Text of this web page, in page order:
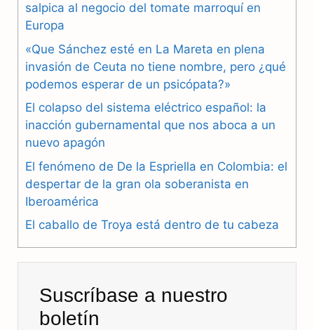
c
b
o
o
k
l
g
r
a
a
s
A
p
salpica al negocio del tomate marroquí en
Europa
«Que Sánchez esté en La Mareta en plena
invasión de Ceuta no tiene nombre, pero ¿qué
podemos esperar de un psicópata?»
El colapso del sistema eléctrico español: la
inacción gubernamental que nos aboca a un
nuevo apagón
El fenómeno de De la Espriella en Colombia: el
despertar de la gran ola soberanista en
Iberoamérica
El caballo de Troya está dentro de tu cabeza
Suscríbase a nuestro
boletín